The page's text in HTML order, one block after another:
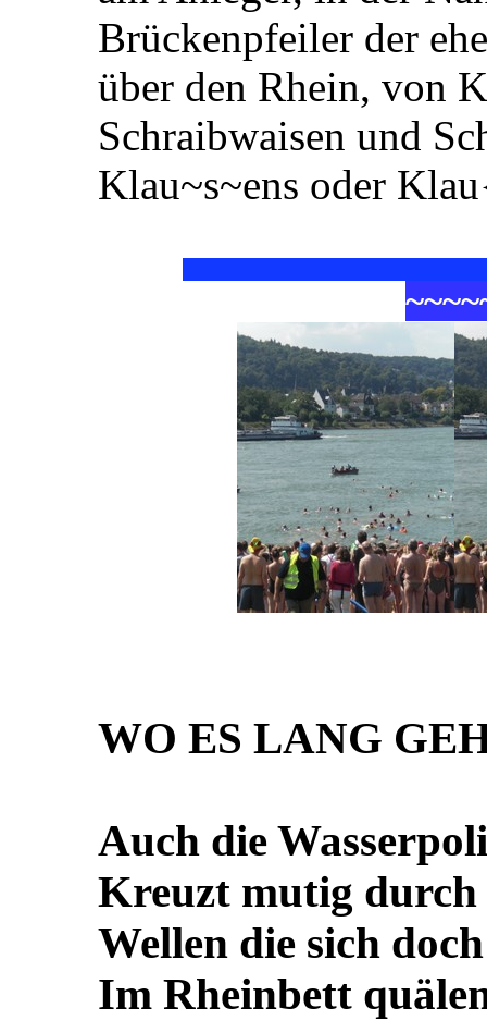
Brückenpfeiler der
über den Rhein, von
Schraibwaisen und
Klau~s~ens oder
~~~~
WO ES LANG
Auch die
Kreuzt mutig durch
Wellen die sich
Im Rheinbett